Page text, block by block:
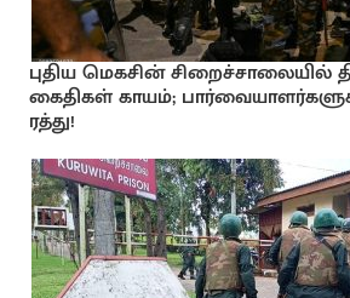
புதிய மெகசின் சிறைச்சாலையில்
கைதிகள் காயம்;
ரத்து!